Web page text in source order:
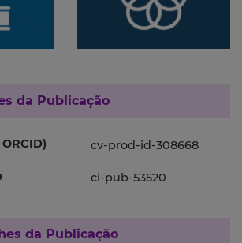
da Publicação
cv-prod-id-308668
ci-pub-53520
da Publicação